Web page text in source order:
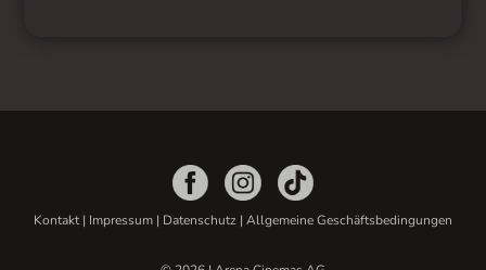
Kontakt| Impressum | Datenschutz | Allgemeine Geschäftsbedingungen